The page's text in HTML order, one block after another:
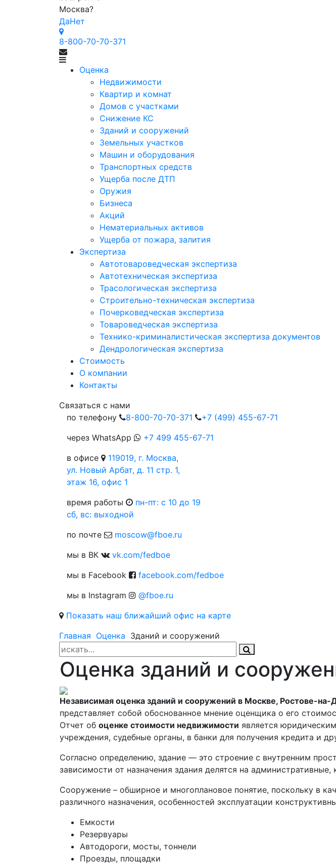
Москва?
ДаНет
8-800-70-70-371
Оценка
Недвижимости
Квартир и комнат
Домов с участками
Снижение КС
Зданий и сооружений
Земельных участков
Машин и оборудования
Транспортных средств
Ущерба после ДТП
Оружия
Бизнеса
Акций
Нематериальных активов
Ущерба от пожара, залития
Экспертиза
Автотовароведческая экспертиза
Автотехническая экспертиза
Трасологическая экспертиза
Строительно-техническая экспертиза
Почерковедческая экспертиза
Товароведческая экспертиза
Технико-криминалистическая экспертиза документов
Дендрологическая экспертиза
Стоимость
О компании
Контакты
Cвязаться с нами
по телефону
8-800-70-70-371
+7 (499) 455-67-71
через WhatsApp
+7 499 455-67-71
в офисе
119019, г. Москва,
ул. Новый Арбат, д. 11 стр. 1,
этаж 16, офис 1
время работы
пн-пт: c 10 до 19
сб, вс: выходной
по почте
moscow@fboe.ru
мы в ВК
vk.com/fedboe
мы в Facebook
facebook.com/fedboe
мы в Instagram
@fboe.ru
Показать наш ближайший офис на карте
Главная Оценка Зданий и сооружений
Оценка зданий и
Независимая оценка зданий и сооружений в Москве, Ростове-
представляет собой обоснованное мнение оценщика о его
Отчет об оценке стоимости недвижимости является
учреждения, судебные органы, в банки для получения кредита и
Согласно определению, здание — это строение с внутренним
зависимости от назначения здания делятся на
Сооружение – обширное и многоплановое понятие, поскольку в
различного назначения, особенностей эксплуатации
Емкости
Резервуары
Автодороги, мосты, тоннели
Проезды, площадки